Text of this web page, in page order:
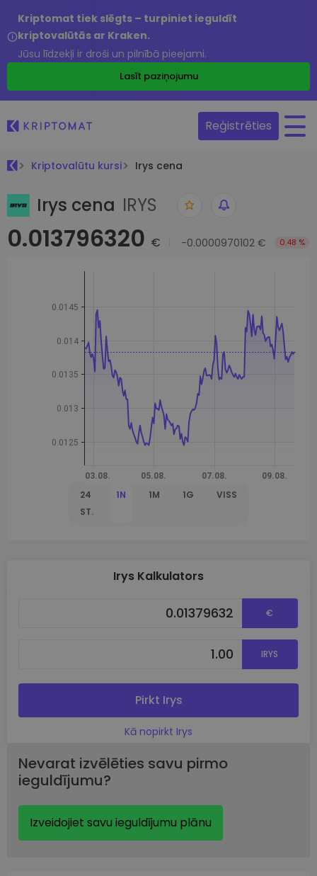
Kriptomat tiek slēgts – turpiniet ieguldīt
kriptovalūtās ar Kraken.
Jūsu līdzekļi ir droši un pilnībā pieejami.
Lasīt paziņojumu
Reģistrēties
Kriptovalūtu kursi Irys cena
Irys cena IRYS
0.013796320 € -0.0000970102 € 0.48 %
24
ST.
1N 1M 1G VISS
Irys Kalkulators
€
IRYS
Pirkt Irys
Kā nopirkt Irys
Nevarat izvēlēties savu pirmo
ieguldījumu?
Izveidojiet savu ieguldījumu plānu